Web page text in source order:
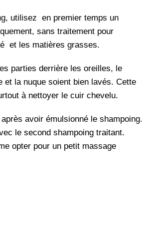
utilisez en premier temps un
sans traitement pour
et les matières grasses.
parties derrière les oreilles, le
et la nuque soient bien lavés. Cette
à nettoyer le cuir chevelu.
avoir émulsionné le shampoing.
le second shampoing traitant.
opter pour un petit massage